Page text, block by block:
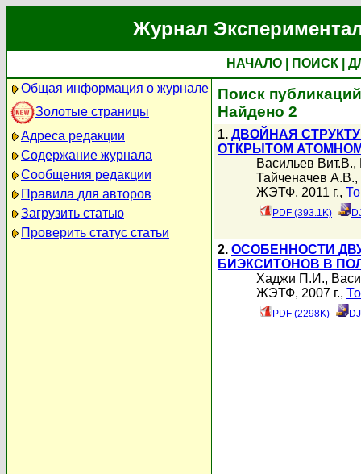
Журнал
НАЧАЛО ПОИСК
Общая информация о журнале
Золотые страницы
Адреса редакции
Содержание журнала
Сообщения редакции
Правила для авторов
Загрузить статью
Проверить статус статьи
Поиск
Найдено 2
1. ДВОЙНАЯ
ОТКРЫТОМ
Васильев Вит.В.,
Тайченачев А.В.,
ЖЭТФ, 2011 г.,
PDF (393.1K)
2. ОСОБЕННОСТИ
БИЭКСИТОНОВ В
Хаджи П.И.,
ЖЭТФ, 2007 г.,
PDF (2298K)